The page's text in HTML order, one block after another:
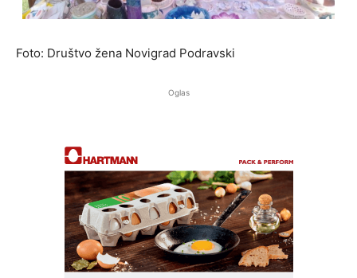
Foto: Društvo žena Novigrad Podravski
Oglas